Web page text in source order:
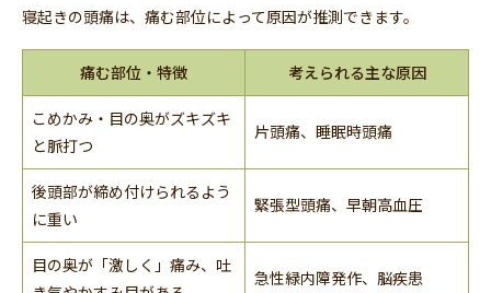
寝起きの頭痛は、痛む部位によって原因が推測できます。
痛む部位・特徴 考えられる主な原因
こめかみ・目の奥がズキズキ
と脈打つ
片頭痛、睡眠時頭痛
後頭部が締め付けられるよう
に重い
緊張型頭痛、早朝高血圧
目の奥が「激しく」痛み、吐
急性緑内障発作、脳疾患